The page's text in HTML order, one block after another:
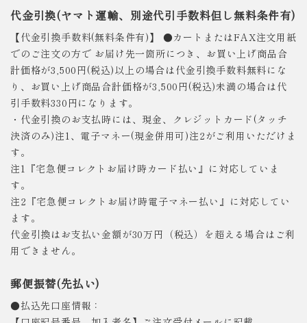
代金引換(ヤマト運輸、別途代引手数料但し無料条件有)
【代金引換手数料(無料条件有)】 ●カートまたはFAX注文用紙
でのご注文の方で お届け先一箇所につき、お買い上げ商品合
計価格が3,500円(税込)以上の場合は代金引換手数料無料にな
り、お買い上げ商品合計価格が3,500円(税込)未満の場合は代
引手数料330円になります。
・代金引換のお支払時には、現金、クレジットカード(タッチ
決済のみ)注1、電子マネー(現金併用可)注2がご利用いただけま
す。
注1『宅急便コレクトお届け時カード払い』に対応していま
す。
注2『宅急便コレクトお届け時電子マネー払い』に対応してい
ます。
代金引換はお支払い金額が30万円（税込）を超える場合はご利
用できません。
郵便振替(先払い)
●払込先口座情報：